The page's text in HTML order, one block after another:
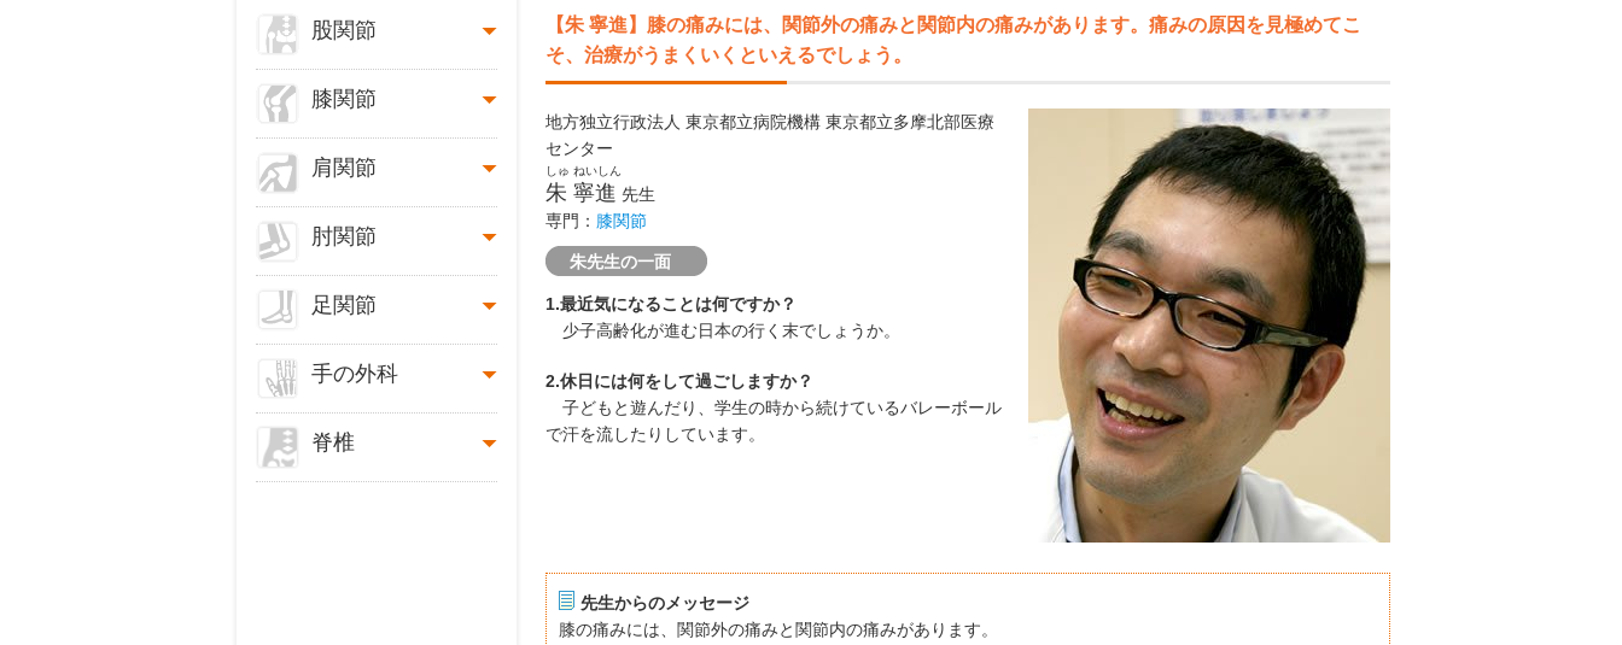
【朱 寧進】膝の痛みには、関節外の痛みと関節内の痛みがあります。痛みの原因を見極めてこ
そ、治療がうまくいくといえるでしょう。
地方独立行政法人 東京都立病院機構 東京都立多摩北部医療
センター
しゅ ねいしん
朱 寧進 先生
専門： 膝関節
朱先生の一面
1.最近気になることは何ですか？
少子高齢化が進む日本の行く末でしょうか。
2.休日には何をして過ごしますか？
子どもと遊んだり、学生の時から続けているバレーボール
で汗を流したりしています。
先生からのメッセージ
膝の痛みには、関節外の痛みと関節内の痛みがあります。
股関節
膝関節
肩関節
肘関節
足関節
手の外科
脊椎